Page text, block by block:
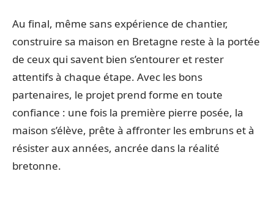
Au final, même sans expérience de chantier,
construire sa maison en Bretagne reste à la portée
de ceux qui savent bien s’entourer et rester
attentifs à chaque étape. Avec les bons
partenaires, le projet prend forme en toute
confiance : une fois la première pierre posée, la
maison s’élève, prête à affronter les embruns et à
résister aux années, ancrée dans la réalité
bretonne.